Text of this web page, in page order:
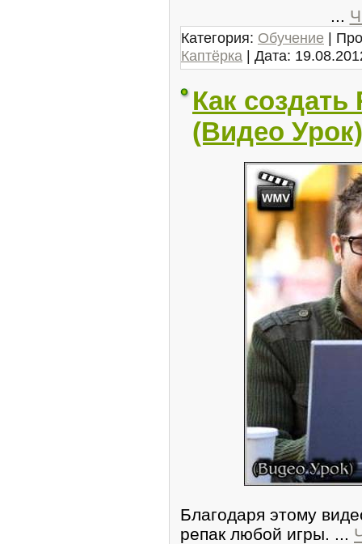
...
Категория: Обучение |
Каптёрка | Дата:
Как
(Видео
Благодаря этому
репак любой игры. ...